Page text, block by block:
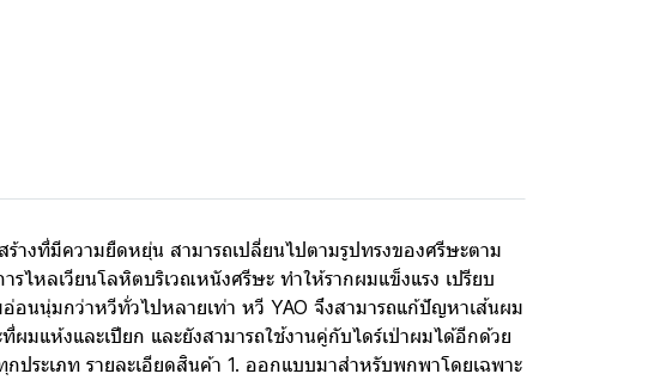
งที่มีความยืดหยุ่น สามารถเปลี่ยนไปตามรูปทรงของศรีษะตาม
ไหลเวียนโลหิตบริเวณหนังศรีษะ ทำให้รากผมแข็งแรง เปรียบ
นนุ่มกว่าหวีทั่วไปหลายเท่า หวี YAO จึงสามารถแก้ปัญหาเส้นผม
มแห้งและเปียก และยังสามารถใช้งานคู่กับไดร์เป่าผมได้อีกด้วย
ระเภท รายละเอียดสินค้า 1. ออกแบบมาสำหรับพกพาโดยเฉพาะ